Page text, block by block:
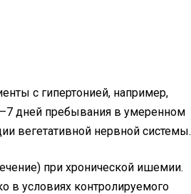
с гипертонией, например,
дней пребывания в умеренном
вегетативной нервной системы.
при хронической ишемии.
в условиях контролируемого